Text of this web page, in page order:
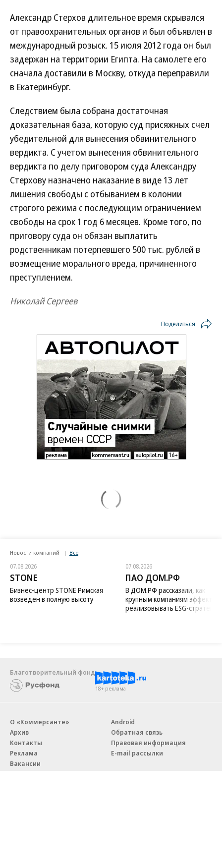
Александр Стерхов длительное время скрывался
от правоохранительных органов и был объявлен в
международный розыск. 15 июля 2012 года он был
задержан на территории Египта. На самолете его
сначала доставили в Москву, откуда переправили
в Екатеринбург.
Следствием была собрана достаточная
доказательная база, которую суд присяжных счел
убедительной для вынесения обвинительного
вердикта. С учетом вынесения обвинительного
вердикта по делу приговором суда Александру
Стерхову назначено наказание в виде 13 лет
лишения свободы с отбыванием в колонии
строгого режима с последующим ограничением
свободы на срок 1 год 6 месяцев. Кроме того, по
приговору суда он обязан выплатить
родственникам потерпевшего 500 тыс. рублей в
возмещение морального вреда, причиненного
преступлением.
Николай Сергеев
Поделиться
Новости компаний Все
07.08.2026
STONE
Бизнес-центр STONE Римская
возведен в полную высоту
07.08.2026
ПАО ДОМ.РФ
В ДОМ.РФ рассказали, как
крупным компаниям
реализовывать ESG-стратегию
Благотворительный фонд
18+ реклама
О «Коммерсанте»
Архив
Контакты
Реклама
Вакансии
Android
Обратная связь
Правовая информация
E-mail рассылки